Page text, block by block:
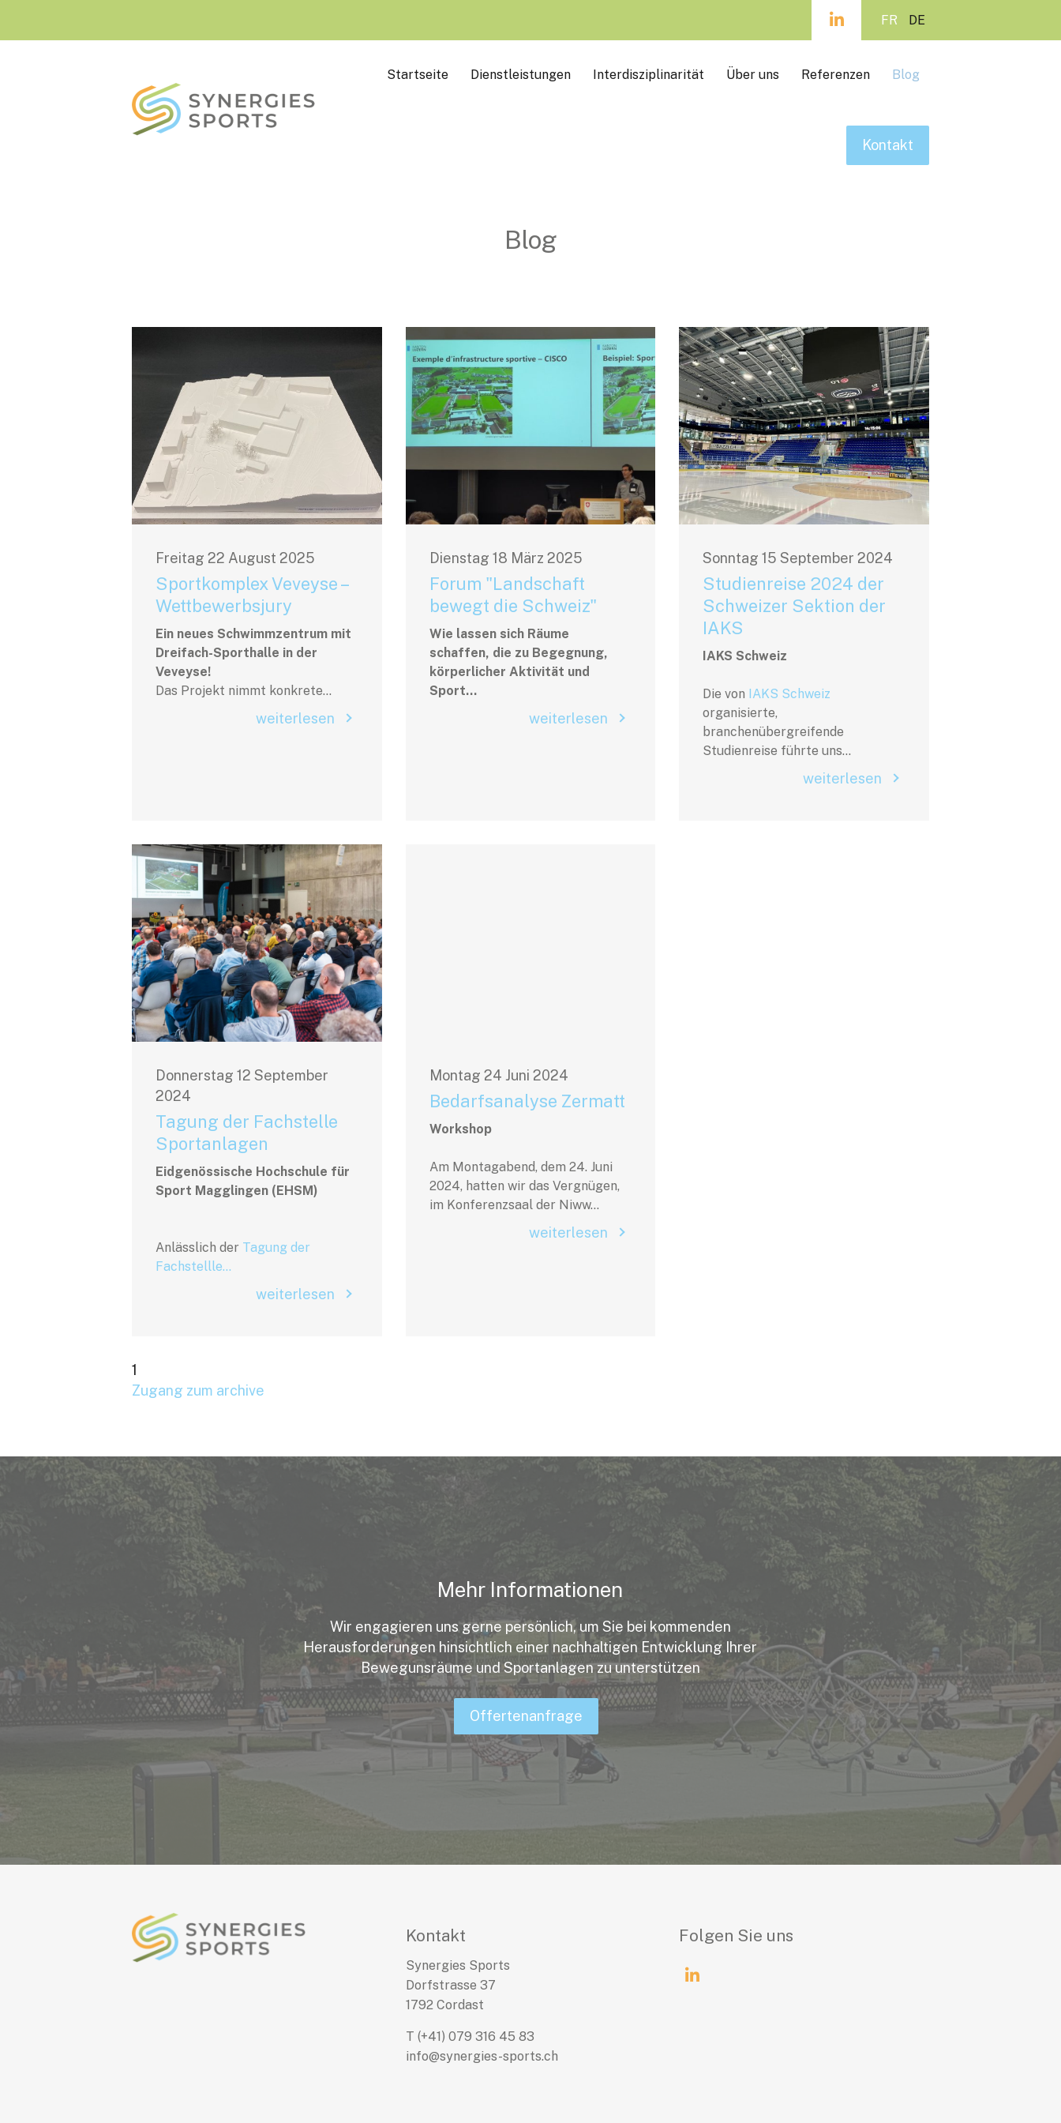
FR DE
Startseite Dienstleistungen Interdisziplinarität Über uns Referenzen Blog
Kontakt
Blog
Freitag 22 August 2025
Sportkomplex Veveyse –
Wettbewerbsjury
Ein neues Schwimmzentrum mit
Dreifach-Sporthalle in der
Veveyse!
Das Projekt nimmt konkrete...
weiterlesen
Dienstag 18 März 2025
Forum "Landschaft
bewegt die Schweiz"
Wie lassen sich Räume
schaffen, die zu Begegnung,
körperlicher Aktivität und
Sport...
weiterlesen
Sonntag 15 September 2024
Studienreise 2024 der
Schweizer Sektion der
IAKS
IAKS Schweiz
Die von IAKS Schweiz
organisierte,
branchenübergreifende
Studienreise führte uns...
weiterlesen
Donnerstag 12 September
2024
Tagung der Fachstelle
Sportanlagen
Eidgenössische Hochschule für
Sport Magglingen (EHSM)
Anlässlich der Tagung der
Fachstellle...
weiterlesen
Montag 24 Juni 2024
Bedarfsanalyse Zermatt
Workshop
Am Montagabend, dem 24. Juni
2024, hatten wir das Vergnügen,
im Konferenzsaal der Niww...
weiterlesen
1
Zugang zum archive
Mehr Informationen
Wir engagieren uns gerne persönlich, um Sie bei kommenden
Herausforderungen hinsichtlich einer nachhaltigen Entwicklung Ihrer
Bewegunsräume und Sportanlagen zu unterstützen
Offertenanfrage
Kontakt
Synergies Sports
Dorfstrasse 37
1792 Cordast
T (+41) 079 316 45 83
info@synergies-sports.ch
Folgen Sie uns